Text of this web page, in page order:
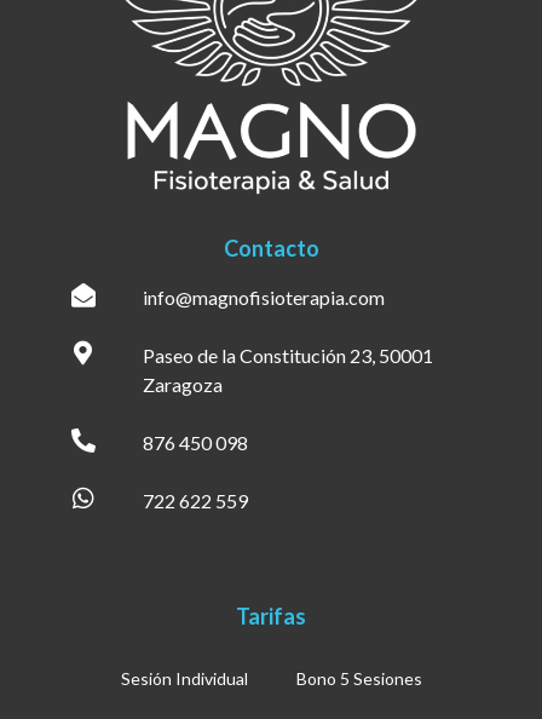
Contacto
info@magnofisioterapia.com
Paseo de la Constitución 23, 50001
Zaragoza
876 450 098
722 622 559
Tarifas
Sesión Individual Bono 5 Sesiones